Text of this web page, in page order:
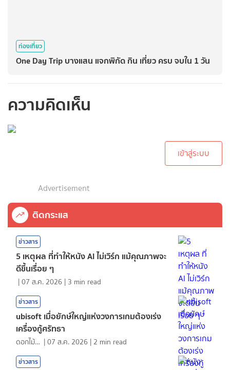
ท่องเที่ยว
One Day Trip บางแสน แจกพิกัด กิน เที่ยว ครบ จบใน 1 วัน
ความคิดเห็น
เข้าสู่ระบบ
Advertisement
ติดกระแส
ข่าวสาร
5 เหตุผล ที่ทำให้หนัง AI ไม่เวิร์ก แม้คุณภาพจะ
ดีขึ้นเรื่อย ๆ
|07 ส.ค. 2026 | 3 min read
ข่าวสาร
ubisoft เมื่อยักษ์ใหญ่แห่งวงการเกมต้องเร่ง
เครื่องกู้ศรัทธา
ดอกไม้กับสายน้ำ |07 ส.ค. 2026 | 2 min read
ข่าวสาร